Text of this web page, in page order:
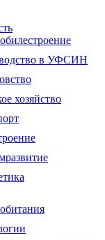
в УФСИН
хозяйство